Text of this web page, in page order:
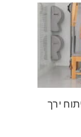
ירך